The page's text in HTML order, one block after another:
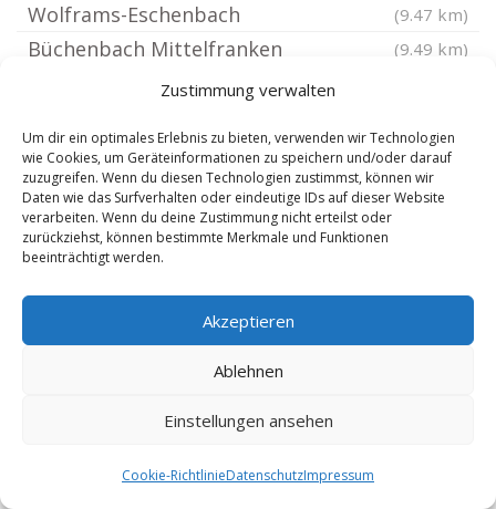
Zustimmung verwalten
Um dir ein optimales Erlebnis zu bieten, verwenden wir Technologien
wie Cookies, um Geräteinformationen zu speichern und/oder darauf
zuzugreifen. Wenn du diesen Technologien zustimmst, können wir
Daten wie das Surfverhalten oder eindeutige IDs auf dieser Website
verarbeiten. Wenn du deine Zustimmung nicht erteilst oder
zurückziehst, können bestimmte Merkmale und Funktionen
beeinträchtigt werden.
Akzeptieren
Ablehnen
Einstellungen ansehen
Cookie-RichtlinieDatenschutzImpressum
Wolframs-Eschenbach (9.47 km)
Büchenbach Mittelfranken (9.49 km)
Weißenburg in Bayern (9.7 km)
Muhr am See (9.86 km)
Merkendorf Mittelfranken (10.05 km)
Neuendettelsau
Meinheim
Bergen Mittelfranken
Rednitzhembach